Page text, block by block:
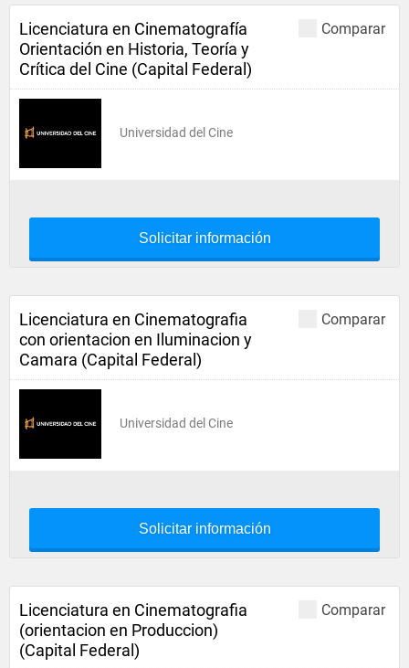
Comparar
Licenciatura en Cinematografía
Orientación en Historia, Teoría y
Crítica del Cine (Capital Federal)
Universidad del Cine
Solicitar información
Comparar
Licenciatura en Cinematografia
con orientacion en Iluminacion y
Camara (Capital Federal)
Universidad del Cine
Solicitar información
Comparar
Licenciatura en Cinematografia
(orientacion en Produccion)
(Capital Federal)